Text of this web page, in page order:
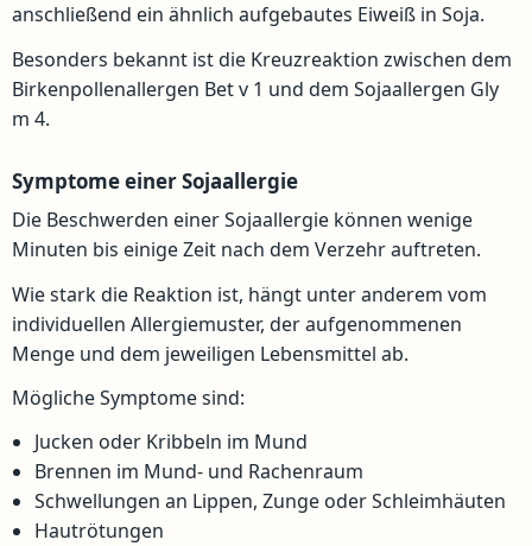
anschließend ein ähnlich aufgebautes Eiweiß in Soja.
Besonders bekannt ist die Kreuzreaktion zwischen dem
Birkenpollenallergen Bet v 1 und dem Sojaallergen Gly
m 4.
Symptome einer Sojaallergie
Die Beschwerden einer Sojaallergie können wenige
Minuten bis einige Zeit nach dem Verzehr auftreten.
Wie stark die Reaktion ist, hängt unter anderem vom
individuellen Allergiemuster, der aufgenommenen
Menge und dem jeweiligen Lebensmittel ab.
Mögliche Symptome sind:
Jucken oder Kribbeln im Mund
Brennen im Mund- und Rachenraum
Schwellungen an Lippen, Zunge oder Schleimhäuten
Hautrötungen